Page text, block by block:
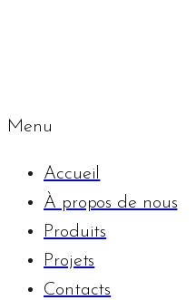
Menu
Accueil
À propos de nous
Produits
Projets
Contacts